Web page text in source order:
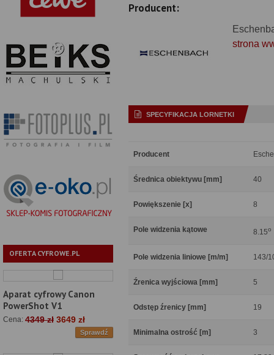
OFERTA CYFROWE.PL
Aparat cyfrowy Canon
PowerShot V1
Cena: 4349 zł 3649 zł
Sprawdź
Producent:
strona
SPECYFIKACJA LORNETKI
Producent
Średnica obiektywu [mm] 40
Powiększenie [x] 8
Pole widzenia kątowe 8.15o
Pole widzenia liniowe [m/m] 143/
Źrenica wyjściowa [mm] 5
Odstęp źrenicy [mm] 19
Minimalna ostrość [m] 3